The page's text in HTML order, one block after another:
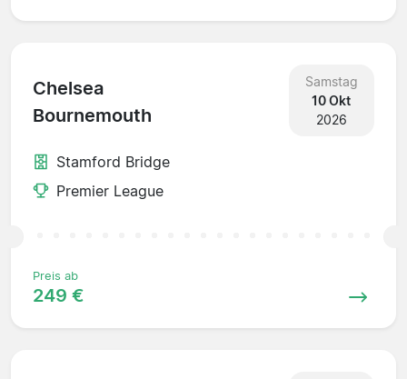
Chelsea
Bournemouth
Samstag
10 Okt
2026
Stamford Bridge
Premier League
Preis ab
249 €